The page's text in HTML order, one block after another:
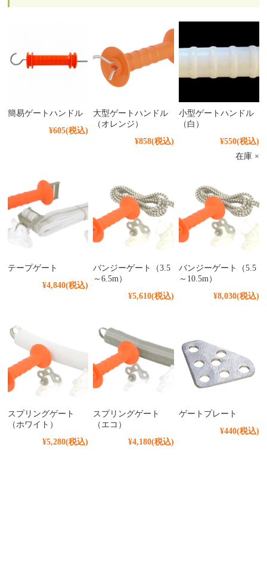
簡易ゲートハンドル
¥605(税込)
大型ゲートハンドル
（オレンジ）
¥858(税込)
小型ゲートハンドル
（白）
¥550(税込)
在庫 ×
テープゲート
¥4,840(税込)
バンジーゲート（3.5
～6.5m）
¥5,610(税込)
バンジーゲート（5.5
～10.5m）
¥8,030(税込)
スプリングゲート
（ホワイト）
¥5,280(税込)
スプリングゲート
（エコ）
¥4,180(税込)
ゲートプレート
¥440(税込)